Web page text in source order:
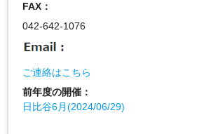
FAX：
042-642-1076
ご連絡はこちら
前年度の開催：
日比谷6月(2024/06/29)